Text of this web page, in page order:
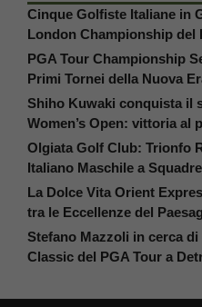
Cinque Golfiste Italiane in
London Championship del
PGA Tour Championship
Primi Tornei della Nuova
Shiho Kuwaki conquista il
Women’s Open: vittoria al
Olgiata Golf Club: Trionfo
Italiano Maschile a
La Dolce Vita Orient
tra le Eccellenze del
Stefano Mazzoli in cerca
Classic del PGA Tour a